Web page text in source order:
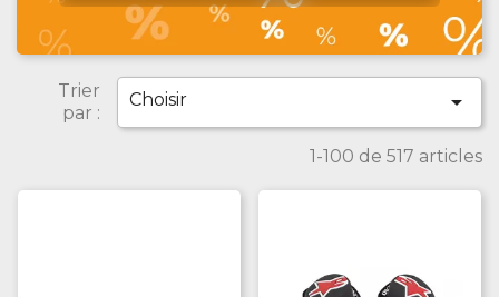
Trier
par :
Choisir 
1-100 de 517 articles